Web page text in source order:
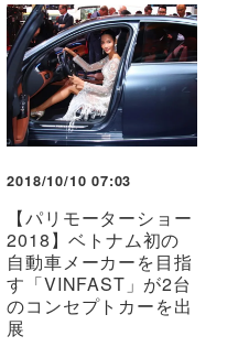
2018/10/10 07:03
【パリモーターショー
2018】ベトナム初の
自動車メーカーを目指
す「VINFAST」が2台
のコンセプトカーを出
展